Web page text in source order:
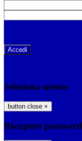
-
Seleziona utente
button close ×
Recupero password